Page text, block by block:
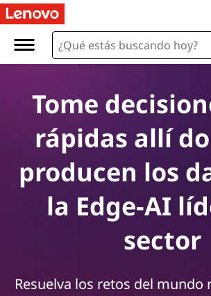
Tome
rápidas allí
producen los
la Edge-AI
sector
Resuelva los retos del mundo